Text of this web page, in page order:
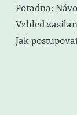
Poradna:
Vzhled
Jak